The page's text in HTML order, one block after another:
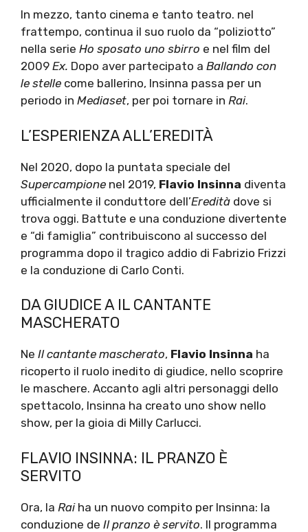
In mezzo, tanto cinema e tanto teatro. nel
frattempo, continua il suo ruolo da “poliziotto”
nella serie Ho sposato uno sbirro e nel film del
2009 Ex. Dopo aver partecipato a Ballando con
le stelle come ballerino, Insinna passa per un
periodo in Mediaset, per poi tornare in Rai.
L’ESPERIENZA ALL’EREDITÀ
Nel 2020, dopo la puntata speciale del
Supercampione nel 2019, Flavio Insinna diventa
ufficialmente il conduttore dell’Eredità dove si
trova oggi. Battute e una conduzione divertente
e “di famiglia” contribuiscono al successo del
programma dopo il tragico addio di Fabrizio Frizzi
e la conduzione di Carlo Conti.
DA GIUDICE A IL CANTANTE
MASCHERATO
Ne Il cantante mascherato, Flavio Insinna ha
ricoperto il ruolo inedito di giudice, nello scoprire
le maschere. Accanto agli altri personaggi dello
spettacolo, Insinna ha creato uno show nello
show, per la gioia di Milly Carlucci.
FLAVIO INSINNA: IL PRANZO È
SERVITO
Ora, la Raiha un nuovo compito per Insinna: la
conduzione de Il pranzo è servito. Il programma